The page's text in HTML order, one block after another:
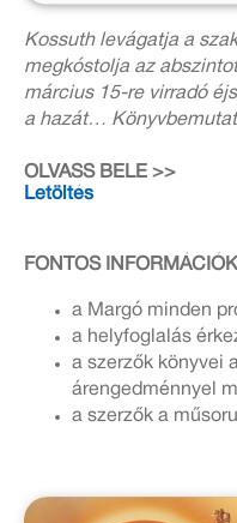
Kossuth levágatja a
megkóstolja az
március 15-re virradó
a hazát…
OLVASS BELE >>
Letöltés
FONTOS
a Margó minden
a helyfoglalás
a szerzők könyvei
árengedménnyel
a szerzők a